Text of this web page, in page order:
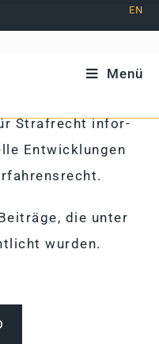
EN
Menü
Straf­recht in­for­
Ent­wick­lun­gen
die unter
wurden.